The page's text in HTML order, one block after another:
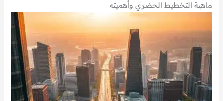
ماهية التخطيط الحضري وأهميته